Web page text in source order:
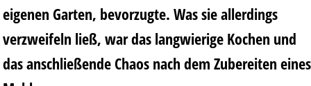
eigenen Garten, bevorzugte. Was sie allerdings
verzweifeln ließ, war das langwierige Kochen und
das anschließende Chaos nach dem Zubereiten eines